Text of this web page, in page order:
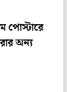
পোস্টারে
অন্য